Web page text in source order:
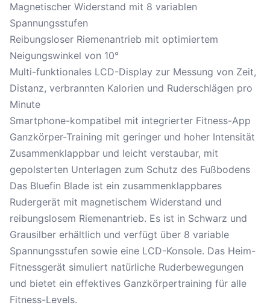
Magnetischer Widerstand mit 8 variablen
Spannungsstufen
Reibungsloser Riemenantrieb mit optimiertem
Neigungswinkel von 10°
Multi-funktionales LCD-Display zur Messung von Zeit,
Distanz, verbrannten Kalorien und Ruderschlägen pro
Minute
Smartphone-kompatibel mit integrierter Fitness-App
Ganzkörper-Training mit geringer und hoher Intensität
Zusammenklappbar und leicht verstaubar, mit
gepolsterten Unterlagen zum Schutz des Fußbodens
Das Bluefin Blade ist ein zusammenklappbares
Rudergerät mit magnetischem Widerstand und
reibungslosem Riemenantrieb. Es ist in Schwarz und
Grausilber erhältlich und verfügt über 8 variable
Spannungsstufen sowie eine LCD-Konsole. Das Heim-
Fitnessgerät simuliert natürliche Ruderbewegungen
und bietet ein effektives Ganzkörpertraining für alle
Fitness-Levels.